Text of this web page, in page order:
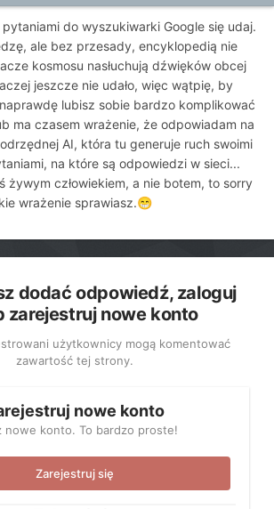
do wyszukiwarki Google się udaj.
ale bez przesady, encyklopedią nie
kosmosu nasłuchują dźwięków obcej
jeszcze nie udało, więc wątpię, by
lubisz sobie bardzo komplikować
ma czasem wrażenie, że odpowiadam na
AI, która tu generuje ruch swoimi
na które są odpowiedzi w sieci...
żywym człowiekiem, a nie botem, to sorry
wrażenie sprawiasz.😁
dodać odpowiedź, zaloguj
zarejestruj nowe konto
użytkownicy mogą komentować
zawartość tej strony.
nowe konto
nowe konto. To bardzo proste!
Zarejestruj się